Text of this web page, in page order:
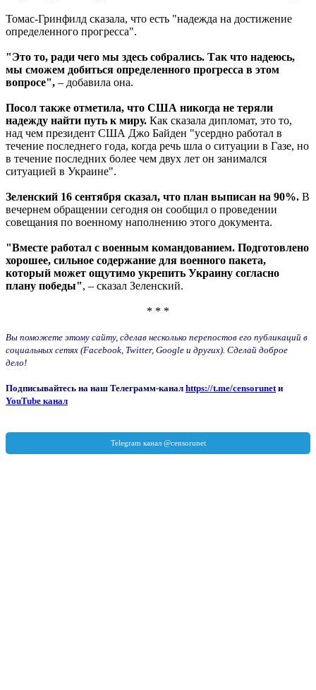
Томас-Гринфилд сказала, что есть "надежда на достижение
определенного прогресса".
"Это то, ради чего мы здесь собрались. Так что надеюсь,
мы сможем добиться определенного прогресса в этом
вопросе", – добавила она.
Посол также отметила, что США никогда не теряли
надежду найти путь к миру. Как сказала дипломат, это то,
над чем президент США Джо Байден "усердно работал в
течение последнего года, когда речь шла о ситуации в Газе, но
в течение последних более чем двух лет он занимался
ситуацией в Украине".
Зеленский 16 сентября сказал, что план выписан на 90%. В
вечернем обращении сегодня он сообщил о проведении
совещания по военному наполнению этого документа.
"Вместе работал с военным командованием. Подготовлено
хорошее, сильное содержание для военного пакета,
который может ощутимо укрепить Украину согласно
плану победы", – сказал Зеленский.
* * *
Вы поможете этому сайту, сделав несколько перепостов его публикаций в
социальных сетях (Facebook, Twitter, Google и других). Сделай доброе
дело!
Подписывайтесь на наш Телеграмм-канал https://t.me/censorunet и
YouTube канал